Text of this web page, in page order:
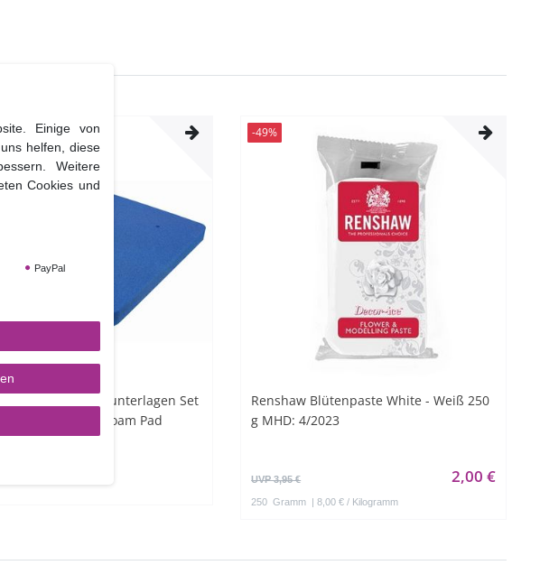
Arbeitsunterlagen Set
– Mexican Had Foam Pad
-49%
Renshaw Blütenpaste White - Weiß 250
g MHD: 4/2023
UVP 3,95 € 2,00 €
250 Gramm | 8,00 € / Kilogramm
Einige von
helfen, diese
Weitere
Cookies und
PayPal